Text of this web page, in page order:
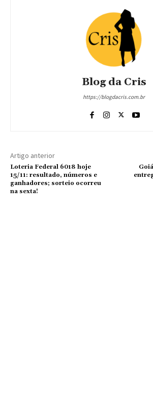
Blog da Cris
https://blogdacris.com.br
Artigo anterior
Loteria Federal 6018 hoje
15/11: resultado, números e
ganhadores; sorteio ocorreu
na sexta!